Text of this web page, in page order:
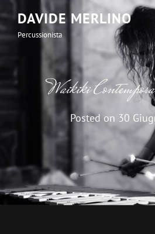
DAVIDE MERLINO
Percussionista
Waikiki
Posted on 30